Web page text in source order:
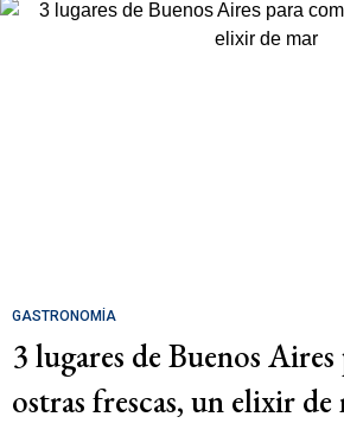
GASTRONOMÍA
3 lugares de Buenos
ostras frescas, un elixir de